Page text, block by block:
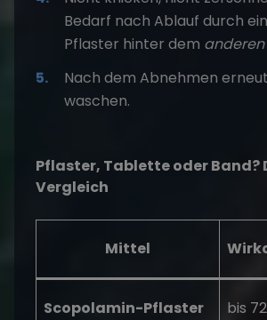
Bedarf nach Ablauf durch
Pflaster hinter dem anderen
Nach dem Abnehmen
waschen.
Pflaster, Tablette oder Band?
Vergleich
Mittel
Scopolamin-Pflaster bis